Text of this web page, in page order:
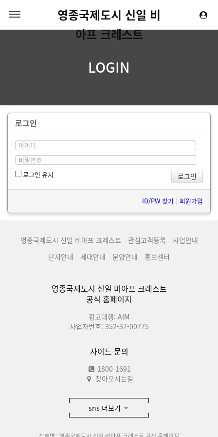
영종국제도시 신일 비
아프 크레스트
LOGIN
로그인
로그인 유지
ID/PW 찾기 | 회원가입
영종국제도시 신일 비아프 크레스트 관심고객등록
사업안내
단지안내
세대안내 분양안내 홍보센터
영종국제도시 신일 비아프 크레스트
공식 홈페이지
광고대행: AIM
사업자번호: 352-37-00775
사이드 문의
1800-1691
찾아오시는길
sns 더보기